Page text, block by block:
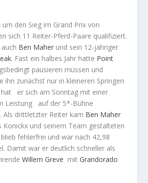
um den Sieg im Grand Prix von
sich 11 Reiter-Pferd-Paare qualifiziert.
Ben Maher und sein 12-jähriger
. Fast ein halbes Jahr hatte Point
pausieren müssen und
ihn zunächst nur in kleineren Springen
hat er sich am Sonntag mit einer
Leistung auf der 5*-Bühne
Als drittletzter Reiter kam Ben Maher
Konickx und seinem Team gestalteten
blieb fehlerfrei und war nach 42,98
Damit war er deutlich schneller als
Willem Greve mitGrandorado